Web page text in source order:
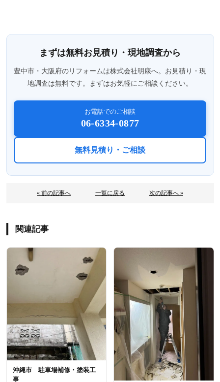
まずは無料お見積り・現地調査から
豊中市・大阪府のリフォームは株式会社明康へ。お見積り・現
地調査は無料です。まずはお気軽にご相談ください。
お電話でのご相談
06-6334-0877
無料見積り・ご相談
« 前の記事へ 一覧に戻る 次の記事へ »
関連記事
沖縄市 駐車場補修・塗装工
事